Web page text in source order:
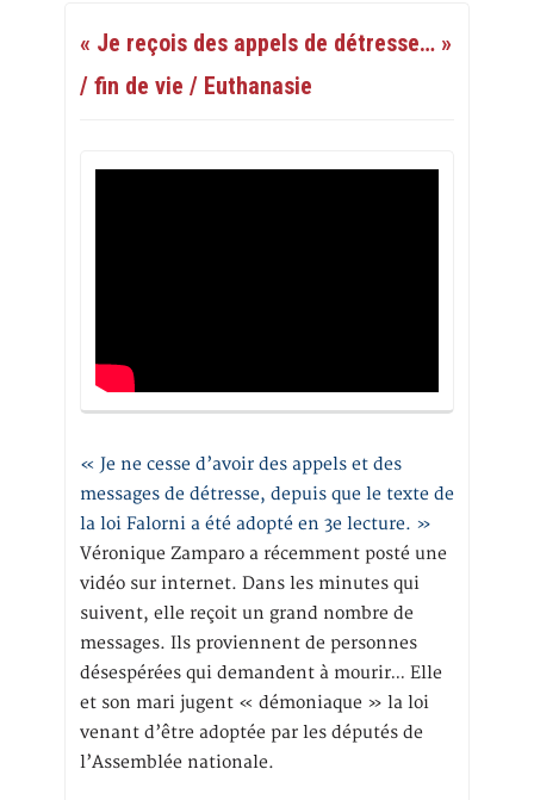
« Je reçois des appels de détresse… »
/ fin de vie / Euthanasie
« Je ne cesse d’avoir des appels et des
messages de détresse, depuis que le texte de
la loi Falorni a été adopté en 3e lecture. »
Véronique Zamparo a récemment posté une
vidéo sur internet. Dans les minutes qui
suivent, elle reçoit un grand nombre de
messages. Ils proviennent de personnes
désespérées qui demandent à mourir… Elle
et son mari jugent « démoniaque » la loi
venant d’être adoptée par les députés de
l’Assemblée nationale.